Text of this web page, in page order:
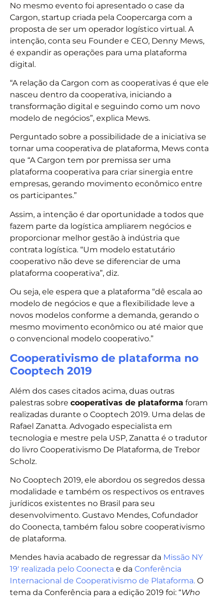
No mesmo evento foi apresentado o case da
Cargon, startup criada pela Coopercarga com a
proposta de ser um operador logístico virtual. A
intenção, conta seu Founder e CEO, Denny Mews,
é expandir as operações para uma plataforma
digital.
“A relação da Cargon com as cooperativas é que ele
nasceu dentro da cooperativa, iniciando a
transformação digital e seguindo como um novo
modelo de negócios”, explica Mews.
Perguntado sobre a possibilidade de a iniciativa se
tornar uma cooperativa de plataforma, Mews conta
que “A Cargon tem por premissa ser uma
plataforma cooperativa para criar sinergia entre
empresas, gerando movimento econômico entre
os participantes.”
Assim, a intenção é dar oportunidade a todos que
fazem parte da logística ampliarem negócios e
proporcionar melhor gestão à indústria que
contrata logística. “Um modelo estatutário
cooperativo não deve se diferenciar de uma
plataforma cooperativa”, diz.
Ou seja, ele espera que a plataforma “dê escala ao
modelo de negócios e que a flexibilidade leve a
novos modelos conforme a demanda, gerando o
mesmo movimento econômico ou até maior que
o convencional modelo cooperativo.”
Cooperativismo de plataforma no
Cooptech 2019
Além dos cases citados acima, duas outras
palestras sobre cooperativas de plataforma foram
realizadas durante o Cooptech 2019. Uma delas de
Rafael Zanatta. Advogado especialista em
tecnologia e mestre pela USP, Zanatta é o tradutor
do livro Cooperativismo De Plataforma, de Trebor
Scholz.
No Cooptech 2019, ele abordou os segredos dessa
modalidade e também os respectivos os entraves
jurídicos existentes no Brasil para seu
desenvolvimento. Gustavo Mendes, Cofundador
do Coonecta, também falou sobre cooperativismo
de plataforma.
Mendes havia acabado de regressar da Missão NY
19′ realizada pelo Coonecta e da Conferência
Internacional de Cooperativismo de Plataforma. O
tema da Conferência para a edição 2019 foi: “Who